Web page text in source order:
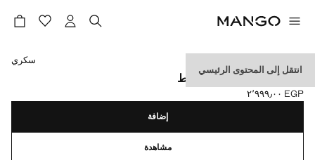
انتقل إلى المحتوى الرئيسي
جينز بخصر منخفض مع رباط
السعر الحالي [EGP ٢٬٩٩٩٫٠٠ ]
EGP ٢٬٩٩٩٫٠٠
حدد اللون
سكري
إضافة
مشاهدة